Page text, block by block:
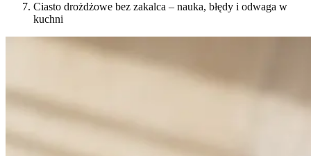
Ciasto drożdżowe bez zakalca – nauka, błędy i odwaga w
kuchni